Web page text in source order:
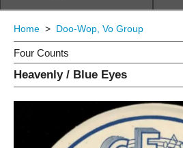
Home > Doo-Wop, Vo Group
Four Counts
Heavenly / Blue Eyes